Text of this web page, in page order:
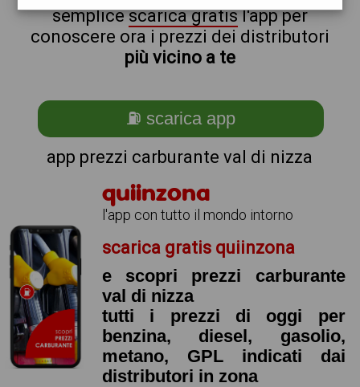
semplicescarica gratisl'app per
conoscere ora i prezzi dei distributori
più vicino a te
⛽ scarica app
app prezzi carburante val di nizza
quiinzona
l'app con tutto il mondo intorno
scarica gratis quiinzona
e scopri prezzi carburante
val di nizza
tutti i prezzi di oggi per
benzina, diesel, gasolio,
metano, GPL indicati dai
distributori in zona